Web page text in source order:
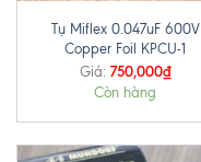
Tụ Miflex 0.047uF 600V
Copper Foil KPCU-1
Giá: 750,000₫
Còn hàng